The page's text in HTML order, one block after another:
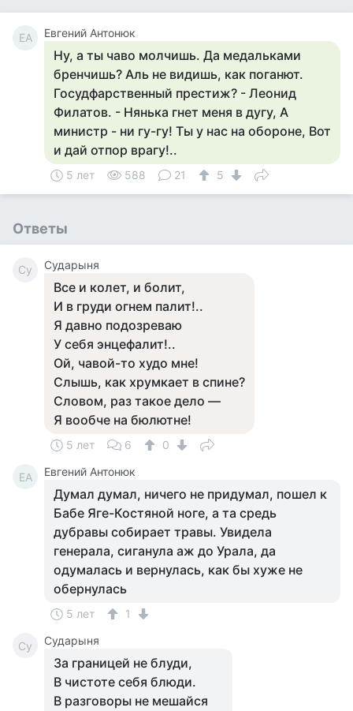
ЕА Евгений Антонюк
Ну, а ты чаво молчишь. Да медальками
бренчишь? Аль не видишь, как поганют.
Госудфарственный престиж? - Леонид
Филатов. - Нянька гнет меня в дугу, А
министр - ни гу-гу! Ты у нас на обороне, Вот
и дай отпор врагу!..
5 лет 588 21 5
Ответы
Су Сударыня
Все и колет, и болит,
И в груди огнем палит!..
Я давно подозреваю
У себя энцефалит!..
Ой, чавой-то худо мне!
Слышь, как хрумкает в спине?
Словом, раз такое дело —
Я вообче на бюлютне!
5 лет 6 0
ЕА Евгений Антонюк
Думал думал, ничего не придумал, пошел к
Бабе Яге-Костяной ноге, а та средь
дубравы собирает травы. Увидела
генерала, сиганула аж до Урала, да
одумалась и вернулась, как бы хуже не
обернулась
5 лет 1
Су Сударыня
За границей не блуди,
В чистоте себя блюди.
В разговоры не мешайся